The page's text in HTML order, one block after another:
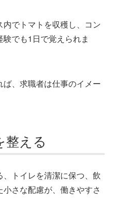
内でトマトを収穫し、コン
でも1日で覚えられま
、求職者は仕事のイメー
整える
トイレを清潔に保つ、飲
さな配慮が、働きやすさ